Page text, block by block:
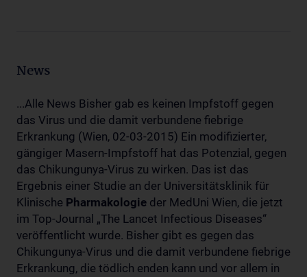
News
...Alle News Bisher gab es keinen Impfstoff gegen
das Virus und die damit verbundene fiebrige
Erkrankung (Wien, 02-03-2015) Ein modifizierter,
gängiger Masern-Impfstoff hat das Potenzial, gegen
das Chikungunya-Virus zu wirken. Das ist das
Ergebnis einer Studie an der Universitätsklinik für
Klinische Pharmakologie der MedUni Wien, die jetzt
im Top-Journal „The Lancet Infectious Diseases“
veröffentlicht wurde. Bisher gibt es gegen das
Chikungunya-Virus und die damit verbundene fiebrige
Erkrankung, die tödlich enden kann und vor allem in